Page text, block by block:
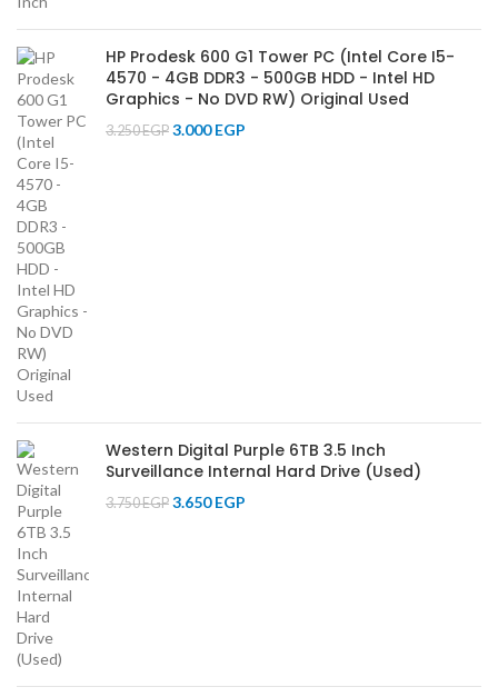
HP Prodesk 600 G1 Tower PC (Intel Core I5-
4570 - 4GB DDR3 - 500GB HDD - Intel HD
Graphics - No DVD RW) Original Used
3.250EGP 3.000EGP
Western Digital Purple 6TB 3.5 Inch
Surveillance Internal Hard Drive (Used)
3.750EGP 3.650EGP